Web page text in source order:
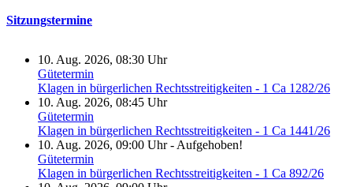
Sitzungstermine
10. Aug. 2026, 08:30 Uhr
Gütetermin
Klagen in bürgerlichen Rechtsstreitigkeiten - 1 Ca 1282/26
10. Aug. 2026, 08:45 Uhr
Gütetermin
Klagen in bürgerlichen Rechtsstreitigkeiten - 1 Ca 1441/26
10. Aug. 2026, 09:00 Uhr- Aufgehoben!
Gütetermin
Klagen in bürgerlichen Rechtsstreitigkeiten - 1 Ca 892/26